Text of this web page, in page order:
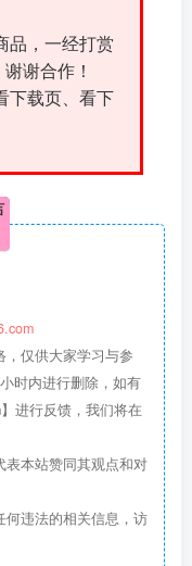
品，一经打赏
谢合作！
下载页、看下
仅供大家学习与参
时内进行删除，如有
进行反馈，我们将在
表本站赞同其观点和对
何违法的相关信息，访